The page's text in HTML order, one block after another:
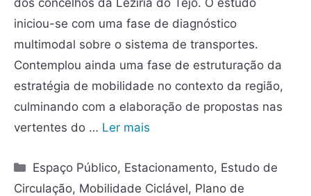
dos concelhos da Lezíria do Tejo. O estudo
iniciou-se com uma fase de diagnóstico
multimodal sobre o sistema de transportes.
Contemplou ainda uma fase de estruturação da
estratégia de mobilidade no contexto da região,
culminando com a elaboração de propostas nas
vertentes do … Ler mais
Espaço Público, Estacionamento, Estudo de
Circulação, Mobilidade Ciclável, Plano de